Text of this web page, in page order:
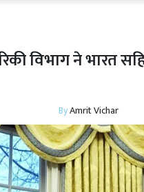
विभाग ने भारत
ByAmrit Vichar